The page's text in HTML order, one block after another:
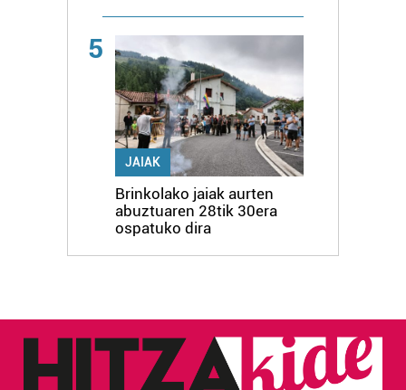
5
JAIAK
Brinkolako jaiak aurten
abuztuaren 28tik 30era
ospatuko dira